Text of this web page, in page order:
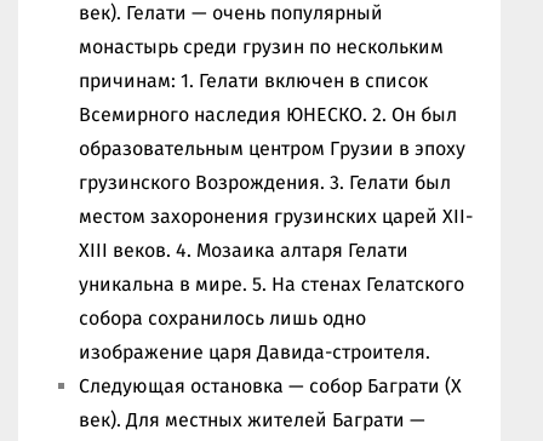
век). Гелати — очень популярный
монастырь среди грузин по нескольким
причинам: 1. Гелати включен в список
Всемирного наследия ЮНЕСКО. 2. Он был
образовательным центром Грузии в эпоху
грузинского Возрождения. 3. Гелати был
местом захоронения грузинских царей XII-
XIII веков. 4. Мозаика алтаря Гелати
уникальна в мире. 5. На стенах Гелатского
собора сохранилось лишь одно
изображение царя Давида-строителя.
Следующая остановка — собор Баграти (X
век). Для местных жителей Баграти —